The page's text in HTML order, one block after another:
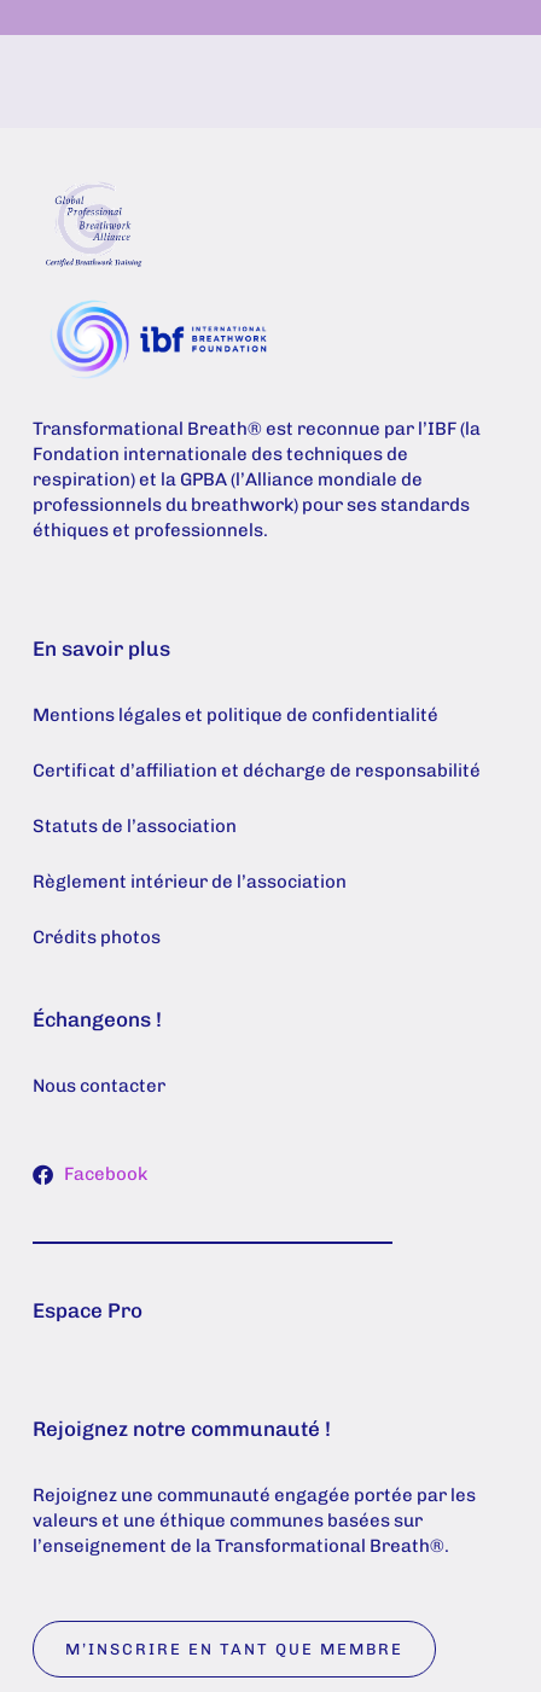
Transformational Breath® est reconnue par l’IBF (la
Fondation internationale des techniques de
respiration) et la GPBA (l’Alliance mondiale de
professionnels du breathwork) pour ses standards
éthiques et professionnels.
En savoir plus
Mentions légales et politique de confidentialité
Certificat d’affiliation et décharge de responsabilité
Statuts de l’association
Règlement intérieur de l’association
Crédits photos
Échangeons !
Nous contacter
Facebook
Espace Pro
Rejoignez notre communauté !
Rejoignez une communauté engagée portée par les
valeurs et une éthique communes basées sur
l’enseignement de la Transformational Breath®.
M’INSCRIRE EN TANT QUE MEMBRE